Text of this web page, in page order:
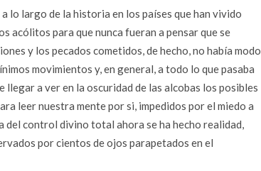
lo largo de la historia en los países que han vivido
acólitos para que nunca fueran a pensar que se
y los pecados cometidos, de hecho, no había modo
movimientos y, en general, a todo lo que pasaba
a ver en la oscuridad de las alcobas los posibles
leer nuestra mente por si, impedidos por el miedo a
del control divino total ahora se ha hecho realidad,
por cientos de ojos parapetados en el